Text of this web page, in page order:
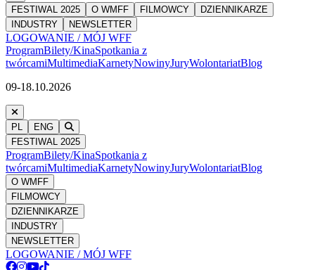
FESTIWAL 2025 O WMFF FILMOWCY
DZIENNIKARZE
INDUSTRY
NEWSLETTER
LOGOWANIE / MÓJ WFF
ProgramBilety/KinaSpotkania z
twórcamiMultimediaKarnetyNowinyJuryWolontariatBlog
09-18.10.2026
PL
ENG
FESTIWAL 2025
ProgramBilety/KinaSpotkania z
twórcamiMultimediaKarnetyNowinyJuryWolontariatBlog
O WMFF
FILMOWCY
DZIENNIKARZE
INDUSTRY
NEWSLETTER
LOGOWANIE / MÓJ WFF